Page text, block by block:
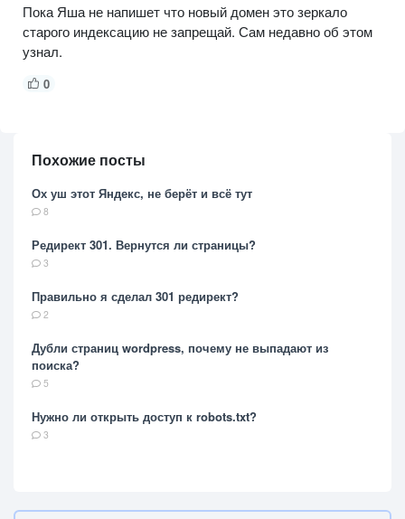
Пока Яша не напишет что новый домен это зеркало
старого индексацию не запрещай. Сам недавно об этом
узнал.
0
Похожие посты
Ох уш этот Яндекс, не берёт и всё тут
8
Редирект 301. Вернутся ли страницы?
3
Правильно я сделал 301 редирект?
2
Дубли страниц wordpress, почему не выпадают из
поиска?
5
Нужно ли открыть доступ к robots.txt?
3